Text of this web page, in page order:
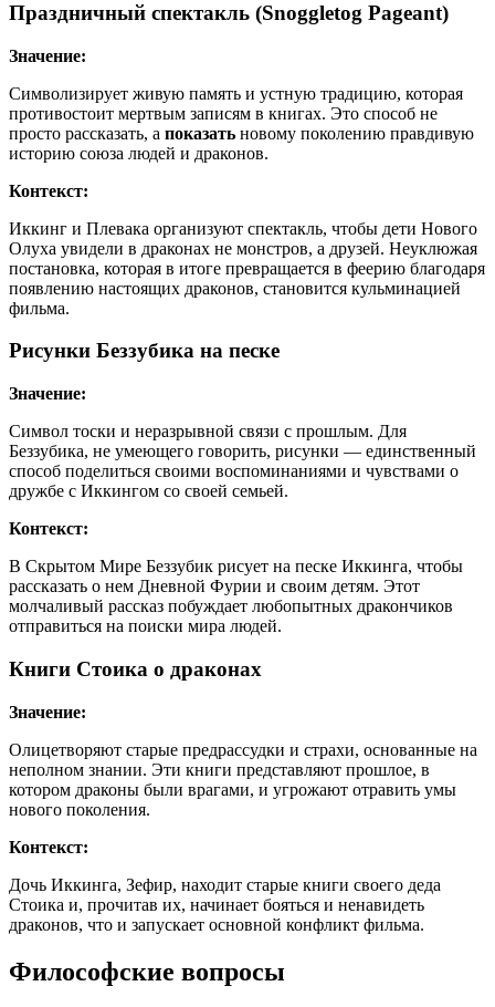
Праздничный спектакль (Snoggletog Pageant)
Значение:
Символизирует живую память и устную традицию, которая
противостоит мертвым записям в книгах. Это способ не
просто рассказать, а показать новому поколению правдивую
историю союза людей и драконов.
Контекст:
Иккинг и Плевака организуют спектакль, чтобы дети Нового
Олуха увидели в драконах не монстров, а друзей. Неуклюжая
постановка, которая в итоге превращается в феерию благодаря
появлению настоящих драконов, становится кульминацией
фильма.
Рисунки Беззубика на песке
Значение:
Символ тоски и неразрывной связи с прошлым. Для
Беззубика, не умеющего говорить, рисунки — единственный
способ поделиться своими воспоминаниями и чувствами о
дружбе с Иккингом со своей семьей.
Контекст:
В Скрытом Мире Беззубик рисует на песке Иккинга, чтобы
рассказать о нем Дневной Фурии и своим детям. Этот
молчаливый рассказ побуждает любопытных дракончиков
отправиться на поиски мира людей.
Книги Стоика о драконах
Значение:
Олицетворяют старые предрассудки и страхи, основанные на
неполном знании. Эти книги представляют прошлое, в
котором драконы были врагами, и угрожают отравить умы
нового поколения.
Контекст:
Дочь Иккинга, Зефир, находит старые книги своего деда
Стоика и, прочитав их, начинает бояться и ненавидеть
драконов, что и запускает основной конфликт фильма.
Философские вопросы